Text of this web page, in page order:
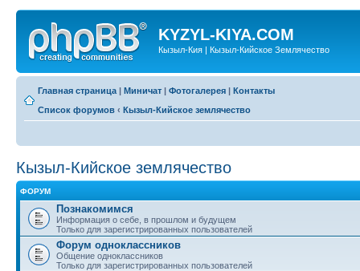
KYZYL-KIYA.COM
Кызыл-Кия | Кызыл-Кийское Землячество
Главная страница | Миничат | Фотогалерея | Контакты
Список форумов ‹ Кызыл-Кийское землячество
Кызыл-Кийское землячество
ФОРУМ
Познакомимся
Информация о себе, в прошлом и будущем
Только для зарегистрированных пользователей
Форум одноклассников
Общение одноклассников
Только для зарегистрированных пользователей